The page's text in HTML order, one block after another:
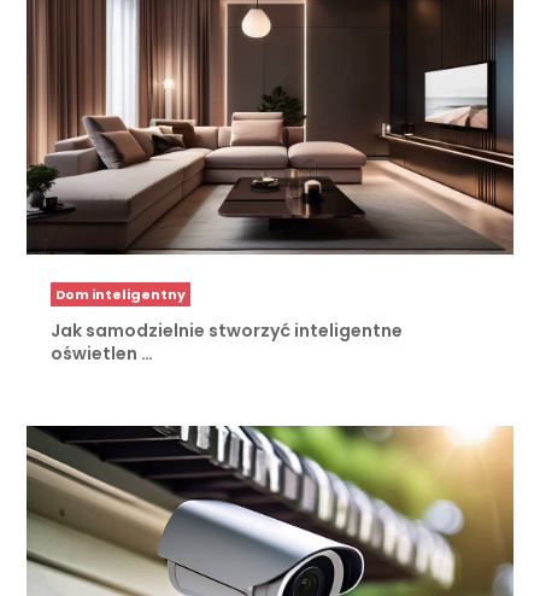
Dom inteligentny
Jak samodzielnie stworzyć inteligentne
oświetlen …